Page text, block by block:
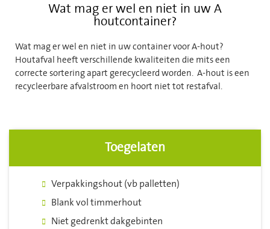
Wat mag er wel en niet in uw A
houtcontainer?
Wat mag er wel en niet in uw container voor A-hout?
Houtafval heeft verschillende kwaliteiten die mits een
correcte sortering apart gerecycleerd worden. A-hout is een
recycleerbare afvalstroom en hoort niet tot restafval.
Toegelaten
Verpakkingshout (vb palletten)
Blank vol timmerhout
Niet gedrenkt dakgebinten